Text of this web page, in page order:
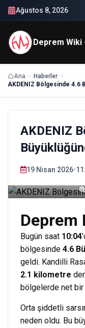
Ağustos 8, 2026
Deprem Wiki
Ana
Haberler
AKDENIZ
19 Nisan 2026•
Deprem
Bugün saat 10:04
bölgesinde 4.6
geldi. Kandilli
2.1 kilometre
bölgelerde net
Orta şiddetli
neden oldu. Bu